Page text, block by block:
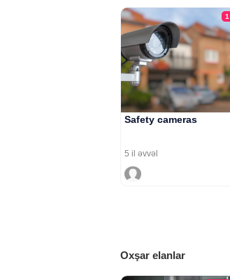
1
Safety cameras
5 il əvvəl
Oxşar elanlar